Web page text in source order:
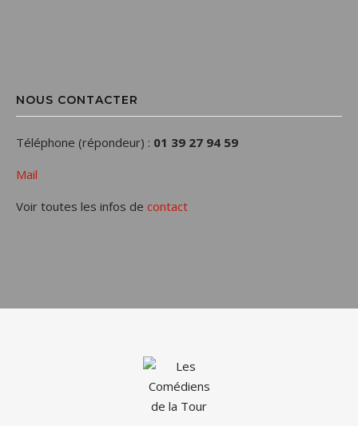
NOUS CONTACTER
Téléphone (répondeur) : 01 39 27 94 59
Mail
Voir toutes les infos de contact